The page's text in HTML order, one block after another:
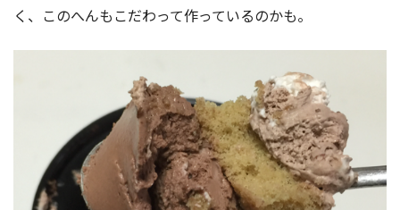
く、このへんもこだわって作っているのかも。